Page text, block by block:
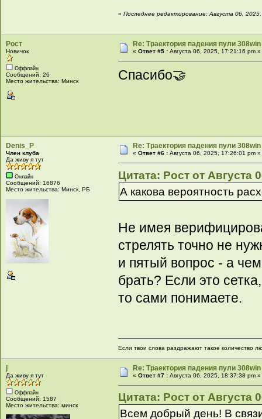
«Последнее редактирование: Августа 06,
Рост
Новичок
Оффлайн
Сообщений: 26
Место жительства: Минск
Re: Траектория падения пули
«Ответ #5 : Августа 06, 2025, 17:21:16 pm »
Спасибо🤝
Denis_P
Член клуба
Да живу я тут
Онлайн
Сообщений: 16876
Место жительства: Минск, РБ
Re: Траектория падения пули
«Ответ #6 : Августа 06, 2025, 17:26:01 pm »
Цитата: Рост от Августа
А какова вероятность
Не имея
стрелять точно не
и пятый вопрос - а
брать? Если это
то сами понимаете.
Если твои слова раздражают такое количество
j
Да живу я тут
Оффлайн
Сообщений: 1587
Место жительства: минск
Re: Траектория падения пули
«Ответ #7 : Августа 06, 2025, 18:37:38 pm »
Цитата: Рост от Августа
Всем добрый день! В